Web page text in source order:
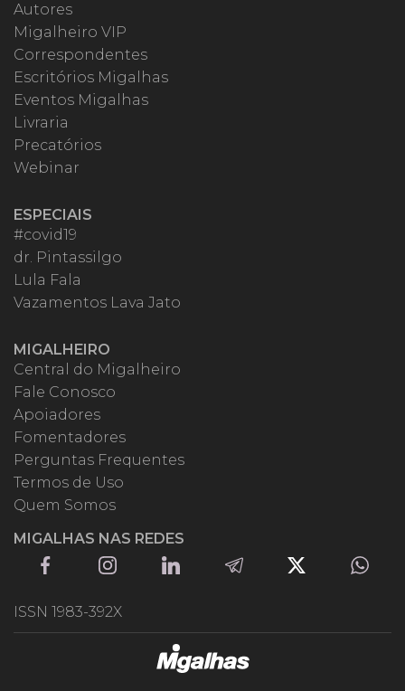
Autores
Migalheiro VIP
Correspondentes
Escritórios Migalhas
Eventos Migalhas
Livraria
Precatórios
Webinar
ESPECIAIS
#covid19
dr. Pintassilgo
Lula Fala
Vazamentos Lava Jato
MIGALHEIRO
Central do Migalheiro
Fale Conosco
Apoiadores
Fomentadores
Perguntas Frequentes
Termos de Uso
Quem Somos
MIGALHAS NAS REDES
ISSN 1983-392X